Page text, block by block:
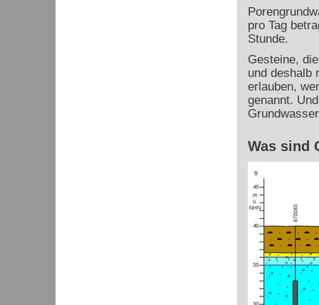
pro Tag
Stunde.
Gesteine,
und deshalb
erlauben,
genannt.
Was sind